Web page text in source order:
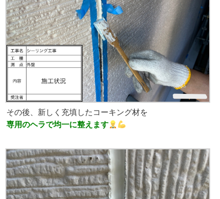
その後、新しく充填したコーキング材を
専用のヘラで均一に整えます